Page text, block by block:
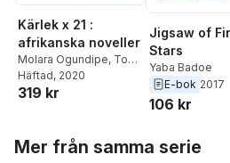
Kärlek x 21 :
afrikanska noveller
Molara Ogundipe, Tomi
Adeaga ,Véronique
Tadjo,Wangui wa Goro
Doreen Baingana
Mildred Kikonco Barya ,
Häftad, 2020
319 kr
Jigsaw of
Stars
Yaba Badoe
E-bok 2017
106 kr
Mer från samma serie